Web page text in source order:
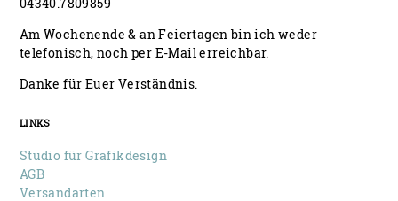
Am Wochenende & an Feiertagen bin ich weder
telefonisch, noch per E-Mail erreichbar.
Danke für Euer Verständnis.
LINKS
Studio für Grafikdesign
AGB
Versandarten